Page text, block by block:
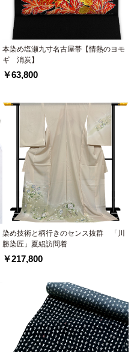
本染め塩瀬九寸名古屋帯【情熱のヨモ
ギ 消炭】
￥63,800
染め技術と柄行きのセンス抜群 「川
勝染匠」夏絽訪問着
￥217,800